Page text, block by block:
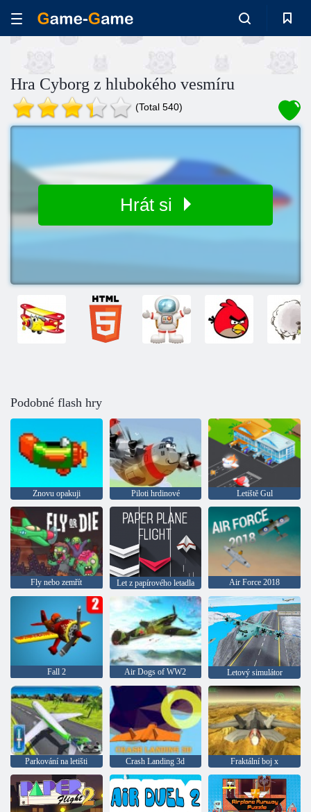
Hra Cyborg z hlubokého vesmíru
(Total 540)
Hrát si
Podobné flash hry
Znovu opakuji Piloti hrdinové Letiště Gul
Fly nebo zemřít Let z papírového letadla Air Force 2018
Fall 2 Air Dogs of WW2 Letový simulátor
Parkování na letišti Crash Landing 3d Fraktální boj x